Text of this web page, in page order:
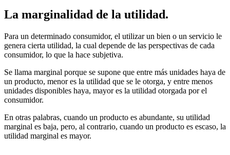
La marginalidad de la utilidad.
Para un determinado consumidor, el utilizar un bien o un servicio le
genera cierta utilidad, la cual depende de las perspectivas de cada
consumidor, lo que la hace subjetiva.
Se llama marginal porque se supone que entre más unidades haya de
un producto, menor es la utilidad que se le otorga, y entre menos
unidades disponibles haya, mayor es la utilidad otorgada por el
consumidor.
En otras palabras, cuando un producto es abundante, su utilidad
marginal es baja, pero, al contrario, cuando un producto es escaso, la
utilidad marginal es mayor.